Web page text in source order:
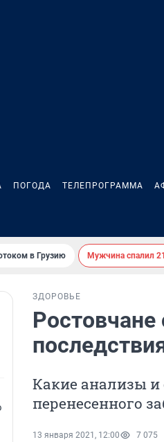
ПОГОДА ТЕЛЕПРОГРАММА
в Грузию Мужчина спалил
ЗДОРОВЬЕ
Ростовчане
Какие анализы и
перенесенного
13 января 2021, 12:00 7 075